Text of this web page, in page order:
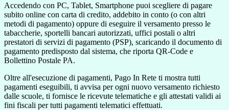
Accedendo con PC, Tablet, Smartphone puoi scegliere di pagare
subito online con carta di credito, addebito in conto (o con altri
metodi di pagamento) oppure di eseguire il versamento presso le
tabaccherie, sportelli bancari autorizzati, uffici postali o altri
prestatori di servizi di pagamento (PSP), scaricando il documento di
pagamento predisposto dal sistema, che riporta QR-Code e
Bollettino Postale PA.
Oltre all'esecuzione di pagamenti, Pago In Rete ti mostra tutti
pagamenti eseguibili, ti avvisa per ogni nuovo versamento richiesto
dalle scuole, ti fornisce le ricevute telematiche e gli attestati validi ai
fini fiscali per tutti pagamenti telematici effettuati.